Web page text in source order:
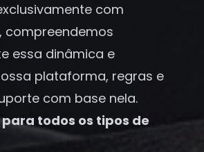
com
compreendemos
essa dinâmica e
plataforma, regras e
com base nela.
todos os tipos de